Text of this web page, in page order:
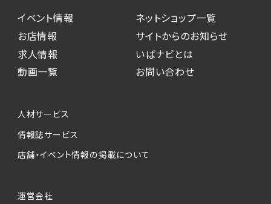
イベント情報
お店情報
求人情報
動画一覧
ネットショップ一覧
サイトからのお知らせ
いばナビとは
お問い合わせ
人材サービス
情報誌サービス
店舗・イベント情報の掲載について
運営会社